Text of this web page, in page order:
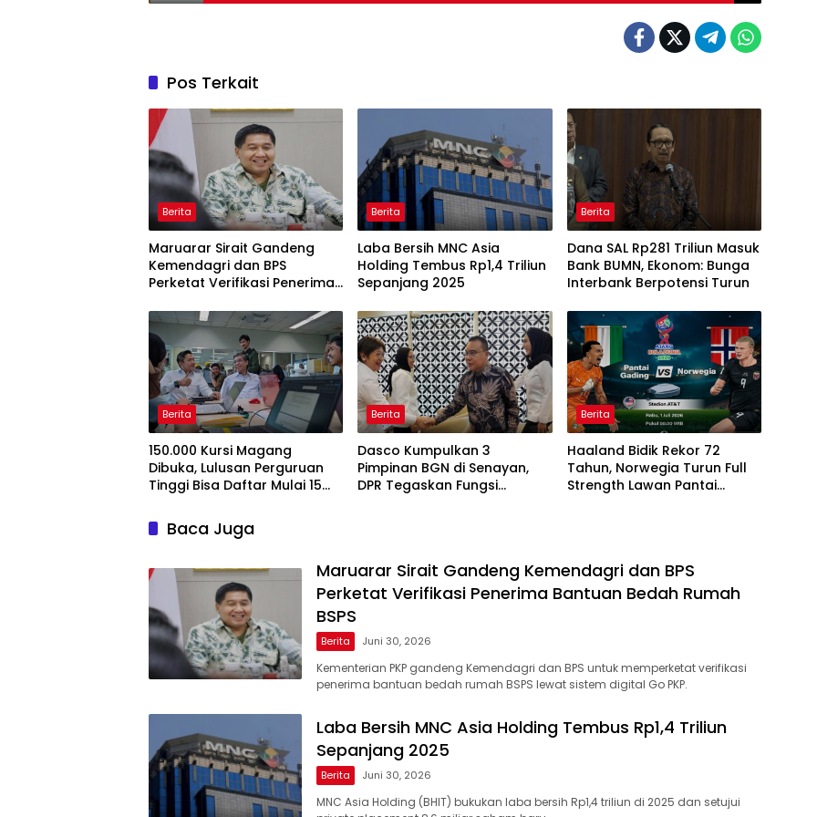
Pos Terkait
Berita
Maruarar Sirait Gandeng
Kemendagri dan BPS
Perketat Verifikasi Penerima
Berita
Laba Bersih MNC Asia
Holding Tembus Rp1,4 Triliun
Sepanjang 2025
Berita
Dana SAL Rp281 Triliun Masuk
Bank BUMN, Ekonom: Bunga
Interbank Berpotensi Turun
Berita
150.000 Kursi Magang
Dibuka, Lulusan Perguruan
Tinggi Bisa Daftar Mulai 15
Berita
Dasco Kumpulkan 3
Pimpinan BGN di Senayan,
DPR Tegaskan Fungsi
Berita
Haaland Bidik Rekor 72
Tahun, Norwegia Turun Full
Strength Lawan Pantai
Baca Juga
Maruarar Sirait Gandeng Kemendagri dan BPS
Perketat Verifikasi Penerima Bantuan Bedah Rumah
BSPS
Berita Juni 30, 2026
Kementerian PKP gandeng Kemendagri dan BPS untuk memperketat verifikasi
penerima bantuan bedah rumah BSPS lewat sistem digital Go PKP.
Laba Bersih MNC Asia Holding Tembus Rp1,4 Triliun
Sepanjang 2025
Berita Juni 30, 2026
MNC Asia Holding (BHIT) bukukan laba bersih Rp1,4 triliun di 2025 dan setujui